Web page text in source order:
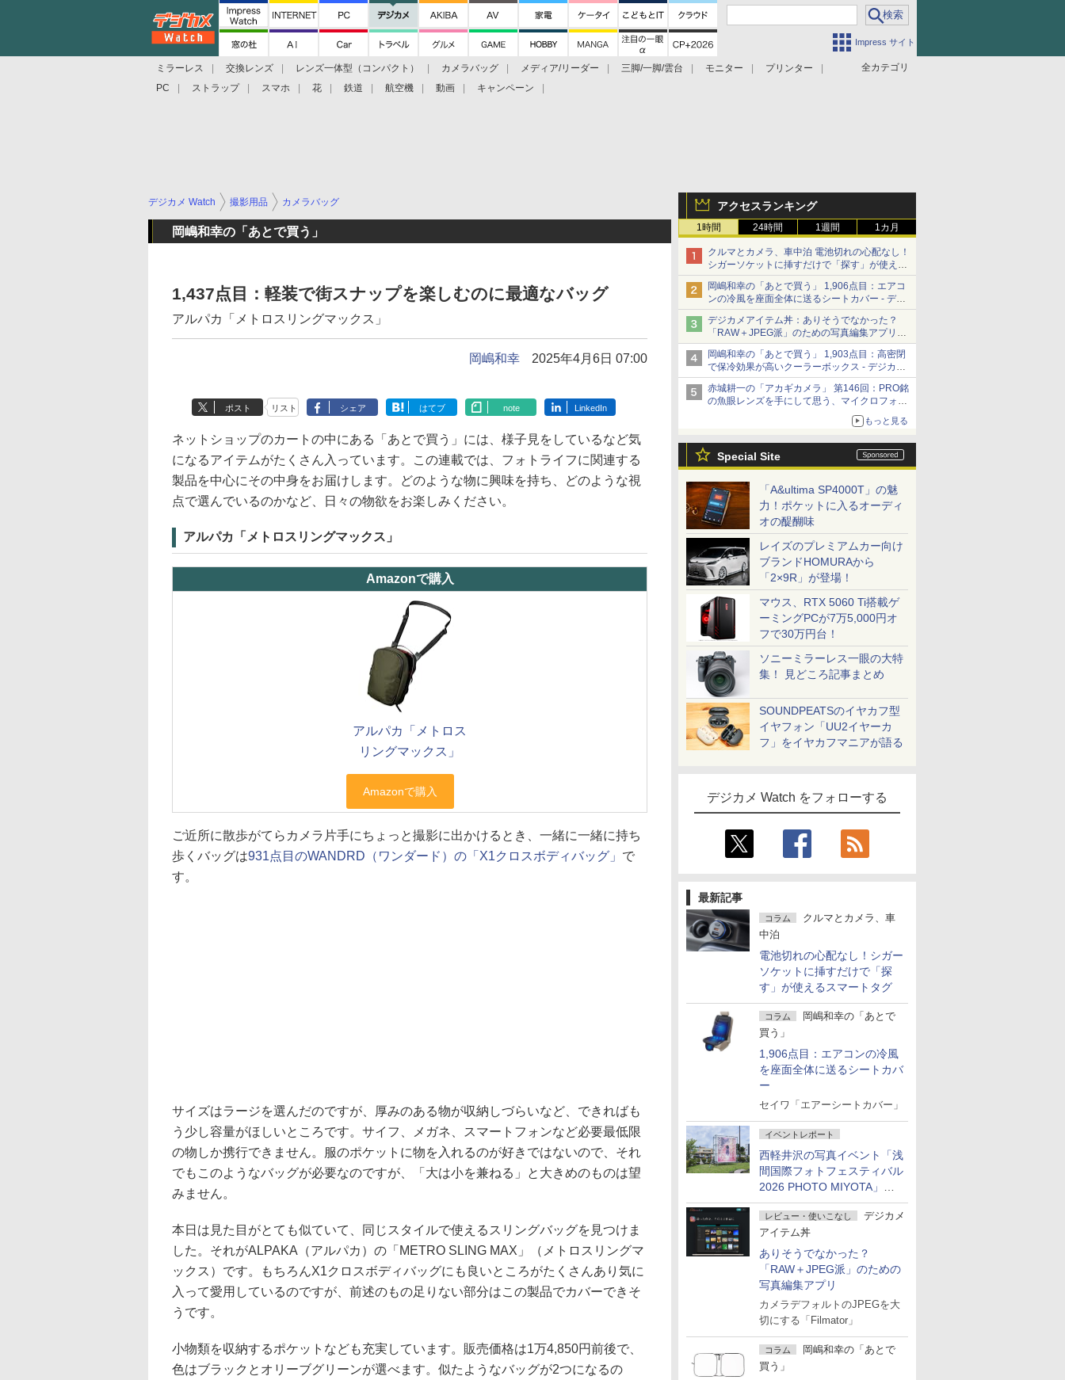
Impress サイト
全カテゴリ
ミラーレス 交換レンズ レンズ一体型（コンパクト） カメラバッグ メディア/リーダー 三脚/一脚/雲台 モニター
プリンター
PC
ストラップ スマホ 花 鉄道 航空機 動画 キャンペーン
アクセスランキング
1時間 24時間 1週間 1カ月
クルマとカメラ、車中泊 電池切れの心配なし！
シガーソケットに挿すだけで「探す」が使える
スマートタグ - デジカメ Watch
岡嶋和幸の「あとで買う」 1,906点目：エアコ
ンの冷風を座面全体に送るシートカバー - デジ
カメ Watch
デジカメアイテム丼：ありそうでなかった？
「RAW＋JPEG派」のための写真編集アプリ
カメラデフォルトのJPEGを大切にする
「Filmator」
岡嶋和幸の「あとで買う」 1,903点目：高密閉
で保冷効果が高いクーラーボックス - デジカメ
Watch
赤城耕一の「アカギカメラ」 第146回：PRO銘
の魚眼レンズを手にして思う、マイクロフォー
もっと見る
Special Site
「A&ultima SP4000T」の魅
力！ポケットに入るオーディ
オの醍醐味
レイズのプレミアムカー向け
ブランドHOMURAから
「2×9R」が登場！
マウス、RTX 5060 Ti搭載ゲ
ーミングPCが7万5,000円オ
フで30万円台！
ソニーミラーレス一眼の大特
集！ 見どころ記事まとめ
SOUNDPEATSのイヤカフ型
イヤフォン「UU2イヤーカ
フ」をイヤカフマニアが語る
デジカメ Watch をフォローする
最新記事
コラム
クルマとカメラ、車
中泊
電池切れの心配なし！シガー
ソケットに挿すだけで「探
す」が使えるスマートタグ
コラム
岡嶋和幸の「あとで
買う」
1,906点目：エアコンの冷風
を座面全体に送るシートカバ
ー
セイワ「エアーシートカバー」
イベントレポート
西軽井沢の写真イベント「浅
間国際フォトフェスティバル
2026 PHOTO MIYOTA」が
開幕
レビュー・使いこなし
デジカメ
アイテム丼
ありそうでなかった？
「RAW＋JPEG派」のための
写真編集アプリ
カメラデフォルトのJPEGを大
切にする「Filmator」
コラム
岡嶋和幸の「あとで
買う」
デジカメ Watch 撮影用品 カメラバッグ
岡嶋和幸の「あとで買う」
1,437点目：軽装で街スナップを楽しむのに最適なバッグ
アルパカ「メトロスリングマックス」
岡嶋和幸 2025年4月6日 07:00
ポスト リスト シェア はてブ note LinkedIn
ネットショップのカートの中にある「あとで買う」には、様子見をしているなど気
になるアイテムがたくさん入っています。この連載では、フォトライフに関連する
製品を中心にその中身をお届けします。どのような物に興味を持ち、どのような視
点で選んでいるのかなど、日々の物欲をお楽しみください。
アルパカ「メトロスリングマックス」
Amazonで購入
アルパカ「メトロス
リングマックス」
ご近所に散歩がてらカメラ片手にちょっと撮影に出かけるとき、一緒に一緒に持ち
歩くバッグは931点目のWANDRD（ワンダード）の「X1クロスボディバッグ」 で
す。
サイズはラージを選んだのですが、厚みのある物が収納しづらいなど、できればも
う少し容量がほしいところです。サイフ、メガネ、スマートフォンなど必要最低限
の物しか携行できません。服のポケットに物を入れるのが好きではないので、それ
でもこのようなバッグが必要なのですが、「大は小を兼ねる」と大きめのものは望
みません。
本日は見た目がとても似ていて、同じスタイルで使えるスリングバッグを見つけま
した。それがALPAKA（アルパカ）の「METRO SLING MAX」（メトロスリングマ
ックス）です。もちろんX1クロスボディバッグにも良いところがたくさんあり気に
入って愛用しているのですが、前述のもの足りない部分はこの製品でカバーできそ
うです。
小物類を収納するポケットなども充実しています。販売価格は1万4,850円前後で、
色はブラックとオリーブグリーンが選べます。似たようなバッグが2つになるの